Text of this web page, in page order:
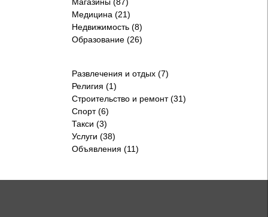
Медицина (21)
Недвижимость (8)
Образование (26)
Развлечения и отдых (7)
Религия (1)
Строительство и ремонт (31)
Спорт (6)
Такси (3)
Услуги (38)
Объявления (11)